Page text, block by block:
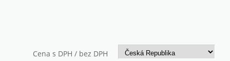
Cena s DPH / bez DPH